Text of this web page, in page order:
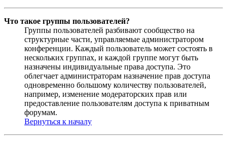
Что такое группы пользователей?
Группы пользователей разбивают сообщество на
структурные части, управляемые администратором
конференции. Каждый пользователь может состоять в
нескольких группах, и каждой группе могут быть
назначены индивидуальные права доступа. Это
облегчает администраторам назначение прав доступа
одновременно большому количеству пользователей,
например, изменение модераторских прав или
предоставление пользователям доступа к приватным
форумам.
Вернуться к началу